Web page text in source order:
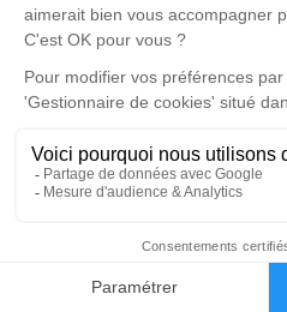
Faire-part
Un service de plantation
disponible ici.
Cérémonie religieuse
Église Saint Pierre Aux
Place Charles de Gaulle